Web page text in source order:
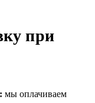
при
мы оплачиваем